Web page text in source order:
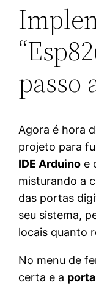
passo
Agora é hora
projeto para
IDE Arduino e
misturando a
das portas
seu sistema,
locais quanto
No menu de
certa e a porta